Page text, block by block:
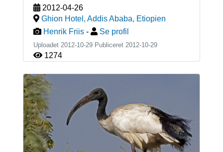
2012-04-26
Ghion Hotel, Addis Ababa, Etiopien
Henrik Friis - Se profil
Uploadet 2012-10-29 Publiceret 2012-10-29
1274